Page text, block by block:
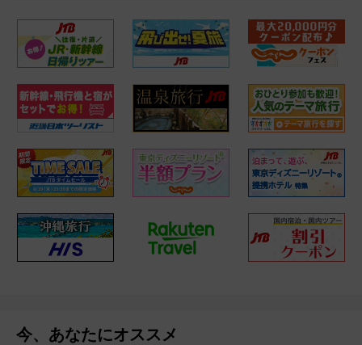
今、あなたにオススメ